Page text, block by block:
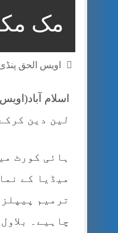
مک
اویس الحق
لین دین
ہائی کورٹ
میڈیا کے
ترمیم